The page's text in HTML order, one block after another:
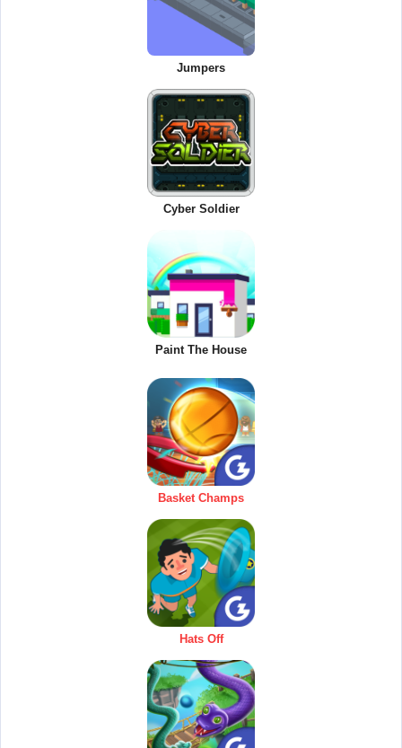
Jumpers
Cyber Soldier
Paint The House
Basket Champs
Hats Off